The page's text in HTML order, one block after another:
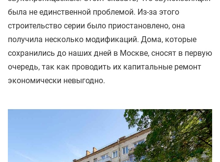
была не единственной проблемой. Из-за этого
строительство серии было приостановлено, она
получила несколько модификаций. Дома, которые
сохранились до наших дней в Москве, сносят в первую
очередь, так как проводить их капитальные ремонт
экономически невыгодно.